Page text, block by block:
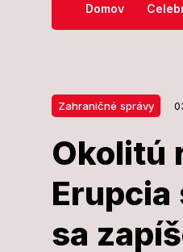
Domov
Zahraničné správy
Okolitú
sa
Zahraničné správy